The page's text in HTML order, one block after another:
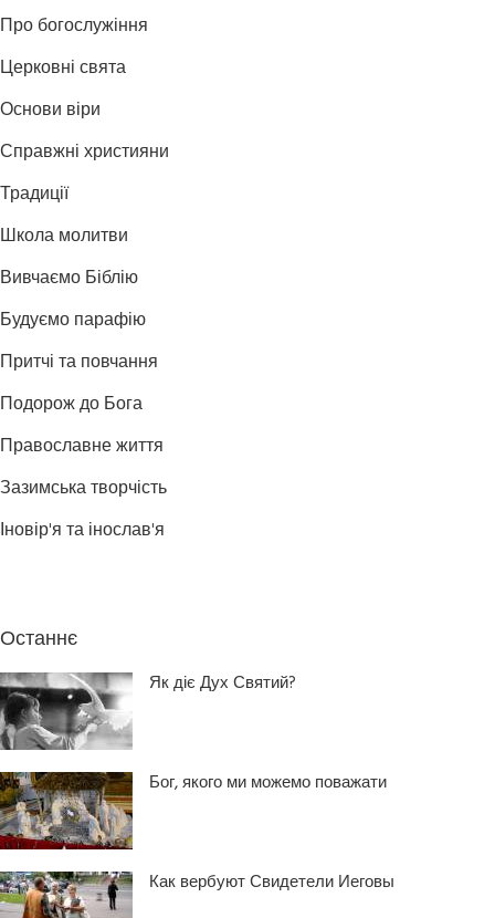
Про богослужіння
Церковні свята
Основи віри
Справжні християни
Традиції
Школа молитви
Вивчаємо Біблію
Будуємо парафію
Притчі та повчання
Подорож до Бога
Православне життя
Зазимська творчість
Іновір'я та інослав'я
Останнє
Як діє Дух Святий?
Бог, якого ми можемо поважати
Как вербуют Свидетели Иеговы